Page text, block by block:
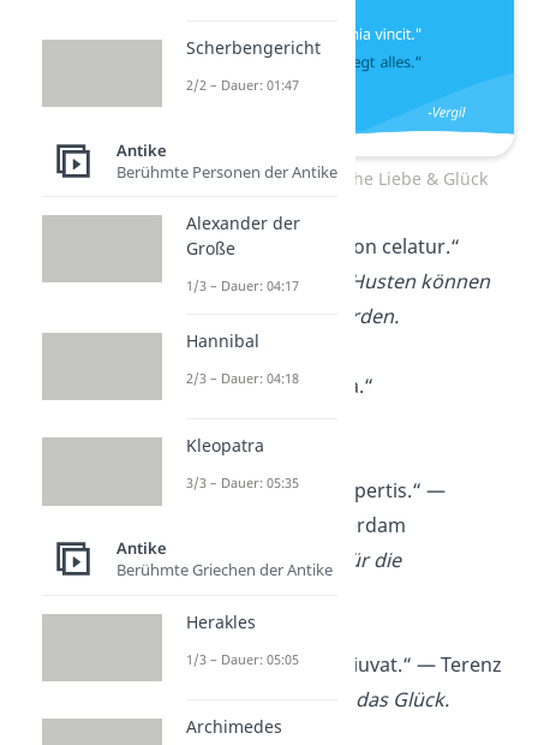
Lateinische Sprüche Liebe & Glück
„Amor tussisque non celatur.“
Die Liebe und der Husten können
nicht versteckt werden.
„Cor unum, via una.“
„Dulce bellum inexpertis.“ —
Erasmus von Rotterdam
Der Krieg ist süß für die
„Fortes fortuna adiuvat.“ — Terenz
Dem Mutigen hilft das Glück.
Scherbengericht
2/2 – Dauer: 01:47
Antike
Berühmte Personen der Antike
Alexander der
Große
1/3 – Dauer: 04:17
Hannibal
2/3 – Dauer: 04:18
Kleopatra
3/3 – Dauer: 05:35
Antike
Berühmte Griechen der Antike
Herakles
1/3 – Dauer: 05:05
Archimedes